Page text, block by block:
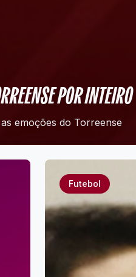
POR INTEIRO
emoções do Torreense
Futebol